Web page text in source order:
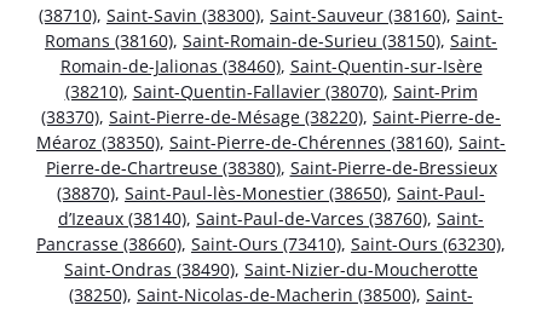
(38710), Saint-Savin (38300), Saint-Sauveur (38160), Saint-
Romans (38160), Saint-Romain-de-Surieu (38150), Saint-
Romain-de-Jalionas (38460), Saint-Quentin-sur-Isère
(38210), Saint-Quentin-Fallavier (38070), Saint-Prim
(38370), Saint-Pierre-de-Mésage (38220), Saint-Pierre-de-
Méaroz (38350), Saint-Pierre-de-Chérennes (38160), Saint-
Pierre-de-Chartreuse (38380), Saint-Pierre-de-Bressieux
(38870), Saint-Paul-lès-Monestier (38650), Saint-Paul-
d’Izeaux (38140), Saint-Paul-de-Varces (38760), Saint-
Pancrasse (38660), Saint-Ours (73410), Saint-Ours (63230),
Saint-Ondras (38490), Saint-Nizier-du-Moucherotte
(38250), Saint-Nicolas-de-Macherin (38500), Saint-